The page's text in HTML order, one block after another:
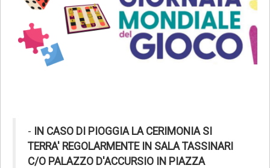
- IN CASO DI PIOGGIA LA CERIMONIA SI
TERRA' REGOLARMENTE IN SALA TASSINARI
C/O PALAZZO D'ACCURSIO IN PIAZZA